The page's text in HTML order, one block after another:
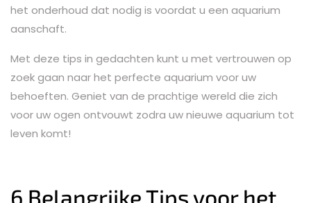
het onderhoud dat nodig is voordat u een aquarium
aanschaft.
Met deze tips in gedachten kunt u met vertrouwen op
zoek gaan naar het perfecte aquarium voor uw
behoeften. Geniet van de prachtige wereld die zich
voor uw ogen ontvouwt zodra uw nieuwe aquarium tot
leven komt!
6 Belangrijke Tips voor het